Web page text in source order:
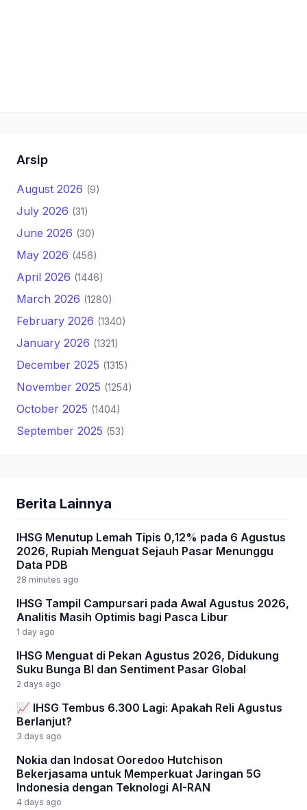
Arsip
August 2026 (9)
July 2026 (31)
June 2026 (30)
May 2026 (456)
April 2026 (1446)
March 2026 (1280)
February 2026 (1340)
January 2026 (1321)
December 2025 (1315)
November 2025 (1254)
October 2025 (1404)
September 2025 (53)
Berita Lainnya
IHSG Menutup Lemah Tipis 0,12% pada 6 Agustus
2026, Rupiah Menguat Sejauh Pasar Menunggu
Data PDB
28 minutes ago
IHSG Tampil Campursari pada Awal Agustus 2026,
Analitis Masih Optimis bagi Pasca Libur
1 day ago
IHSG Menguat di Pekan Agustus 2026, Didukung
Suku Bunga BI dan Sentiment Pasar Global
2 days ago
📈 IHSG Tembus 6.300 Lagi: Apakah Reli Agustus
Berlanjut?
3 days ago
Nokia dan Indosat Ooredoo Hutchison
Bekerjasama untuk Memperkuat Jaringan 5G
Indonesia dengan Teknologi AI-RAN
4 days ago